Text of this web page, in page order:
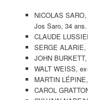
NICOLAS
Jos Saro, 34 ans.
CLAUDE
SERGE ALARIE,
JOHN
WALT WEISS,
MARTIN
CAROL